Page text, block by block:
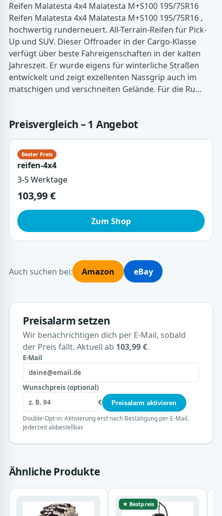
Reifen Malatesta 4x4 Malatesta M+S100 195/75R16
Reifen Malatesta 4x4 Malatesta M+S100 195/75R16 ,
hochwertig runderneuert. All-Terrain-Reifen für Pick-
Up und SUV. Dieser Offroader in der Cargo-Klasse
verfügt über beste Fahreigenschaften in der kalten
Jahreszeit. Er wurde eigens für winterliche Straßen
entwickelt und zeigt exzellenten Nassgrip auch im
matschigen und verschneiten Gelände. Für die Ru…
Preisvergleich – 1 Angebot
reifen-4x4
3-5 Werktage
103,99 €
Zum Shop
Auch suchen bei: Amazon eBay
Preisalarm setzen
Wir benachrichtigen dich per E-Mail, sobald
der Preis fällt. Aktuell ab 103,99 €.
E-Mail
Wunschpreis (optional)
€
Preisalarm aktivieren
Double-Opt-in: Aktivierung erst nach Bestätigung per E-Mail.
Jederzeit abbestellbar.
Ähnliche Produkte
★ Bestpreis